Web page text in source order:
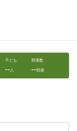
子ども
--人
部屋数
--部屋